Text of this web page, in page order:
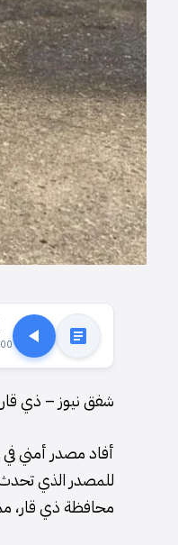
شفق نيوز – ذي قار
أفاد مصدر أمني
للمصدر الذي تحدث
محافظة ذي قار، مما